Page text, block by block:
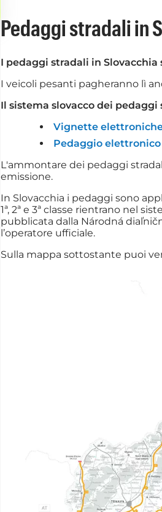
Pedaggi stradali in
I pedaggi stradali in Slovacchia
I veicoli pesanti pagheranno lì
Il sistema slovacco dei
Vignette
Pedaggio elettronico
L'ammontare dei pedaggi
emissione.
In Slovacchia i pedaggi sono
1ª, 2ª e 3ª classe rientrano nel
pubblicata dalla Národná
l’operatore ufficiale.
Sulla mappa sottostante puoi